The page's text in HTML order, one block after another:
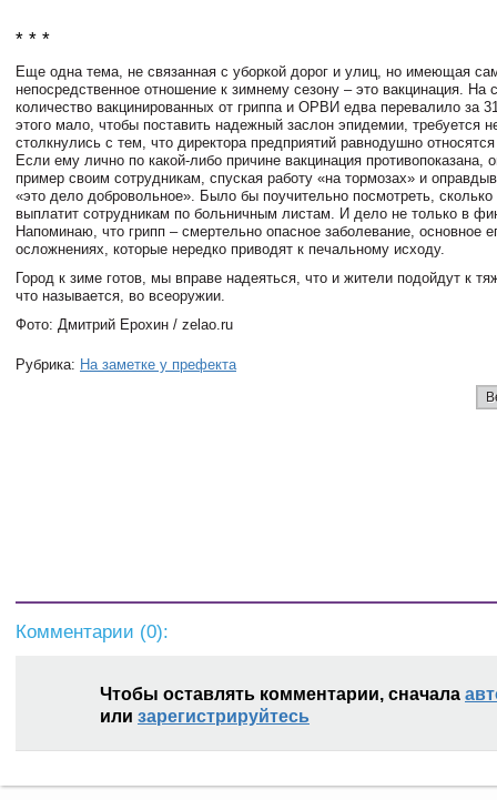
* * *
Еще одна тема, не связанная с уборкой дорог и улиц, но имеющая
непосредственное отношение к зимнему сезону – это вакцинация. На
количество вакцинированных от гриппа и ОРВИ едва перевалило за
этого мало, чтобы поставить надежный заслон эпидемии, требуется
столкнулись с тем, что директора предприятий равнодушно
Если ему лично по какой-либо причине вакцинация противопоказана,
пример своим сотрудникам, спуская работу «на тормозах» и
«это дело добровольное». Было бы поучительно посмотреть, сколько
выплатит сотрудникам по больничным листам. И дело не только в
Напоминаю, что грипп – смертельно опасное заболевание, основное
осложнениях, которые нередко приводят к печальному исходу.
Город к зиме готов, мы вправе надеяться, что и жители подойдут к
что называется, во всеоружии.
Фото: Дмитрий Ерохин / zelao.ru
Рубрика: На заметке у префекта
Комментарии (0):
Чтобы оставлять комментарии, сначала
или зарегистрируйтесь